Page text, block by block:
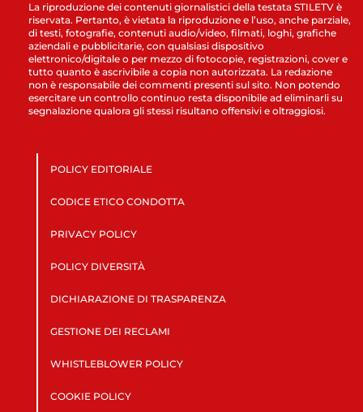
La riproduzione dei contenuti giornalistici della testata STILETV è
riservata. Pertanto, è vietata la riproduzione e l’uso, anche parziale,
di testi, fotografie, contenuti audio/video, filmati, loghi, grafiche
aziendali e pubblicitarie, con qualsiasi dispositivo
elettronico/digitale o per mezzo di fotocopie, registrazioni, cover e
tutto quanto è ascrivibile a copia non autorizzata. La redazione
non è responsabile dei commenti presenti sul sito. Non potendo
esercitare un controllo continuo resta disponibile ad eliminarli su
segnalazione qualora gli stessi risultano offensivi e oltraggiosi.
POLICY EDITORIALE
CODICE ETICO CONDOTTA
PRIVACY POLICY
POLICY DIVERSITÀ
DICHIARAZIONE DI TRASPARENZA
GESTIONE DEI RECLAMI
WHISTLEBLOWER POLICY
COOKIE POLICY